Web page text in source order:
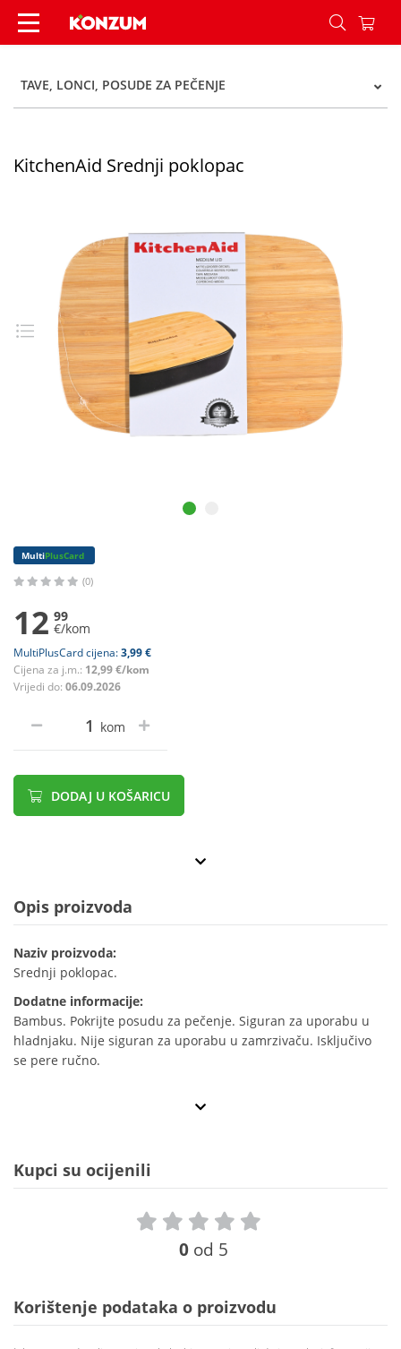
KitchenAid Srednji poklopac - Konzum
TAVE, LONCI, POSUDE ZA PEČENJE
KitchenAid Srednji poklopac
MultiPlusCard
(0)
12 99
€/kom
MultiPlusCard cijena:3,99 €
Cijena za j.m.: 12,99 €/kom
Vrijedi do: 06.09.2026
kom
DODAJ U KOŠARICU
Opis proizvoda
Naziv proizvoda:
Srednji poklopac.
Dodatne informacije:
Bambus. Pokrijte posudu za pečenje. Siguran za uporabu u
hladnjaku. Nije siguran za uporabu u zamrzivaču. Isključivo
se pere ručno.
Kupci su ocijenili
0 od 5
Korištenje podataka o proizvodu